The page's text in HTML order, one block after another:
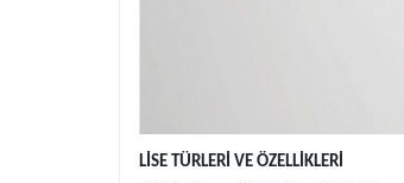
LİSE TÜRLERİ VE ÖZELLİKLERİ